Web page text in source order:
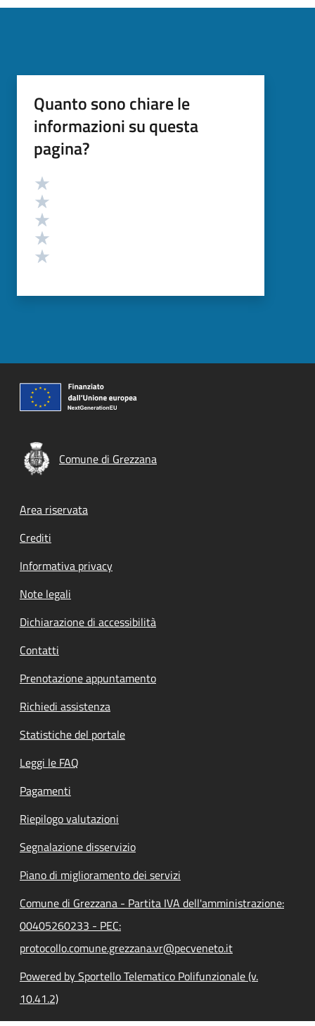
Quanto sono chiare le
informazioni su questa
pagina?
Valutazione
Comune di Grezzana
Footer menu
Area riservata
Crediti
Informativa privacy
Note legali
Dichiarazione di accessibilità
Contatti
Prenotazione appuntamento
Richiedi assistenza
Statistiche del portale
Leggi le FAQ
Pagamenti
Riepilogo valutazioni
Segnalazione disservizio
Piano di miglioramento dei servizi
Comune di Grezzana - Partita IVA dell'amministrazione:
00405260233 - PEC:
protocollo.comune.grezzana.vr@pecveneto.it
Powered by Sportello Telematico Polifunzionale (v.
10.41.2)